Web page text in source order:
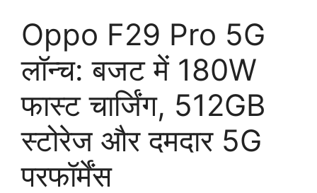
Oppo F29 Pro 5G
लॉन्च: बजट में 180W
फास्ट चार्जिंग, 512GB
स्टोरेज और दमदार 5G
परफॉर्मेंस